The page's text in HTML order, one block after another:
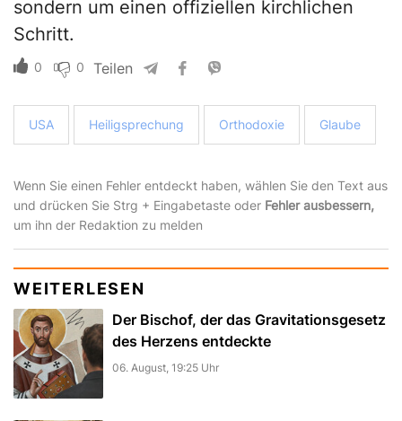
sondern um einen offiziellen kirchlichen
Schritt.
0 0 Teilen
USA Heiligsprechung Orthodoxie Glaube
Wenn Sie einen Fehler entdeckt haben, wählen Sie den Text aus
und drücken Sie Strg + Eingabetaste oder Fehler ausbessern,
um ihn der Redaktion zu melden
WEITERLESEN
Der Bischof, der das Gravitationsgesetz
des Herzens entdeckte
06. August, 19:25 Uhr